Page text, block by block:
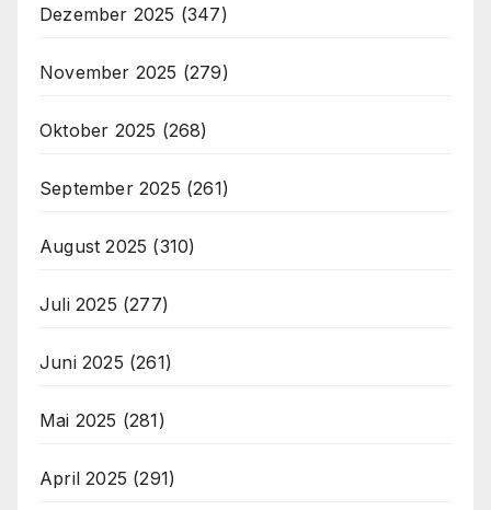
Dezember 2025 (347)
November 2025 (279)
Oktober 2025 (268)
September 2025 (261)
August 2025 (310)
Juli 2025 (277)
Juni 2025 (261)
Mai 2025 (281)
April 2025 (291)